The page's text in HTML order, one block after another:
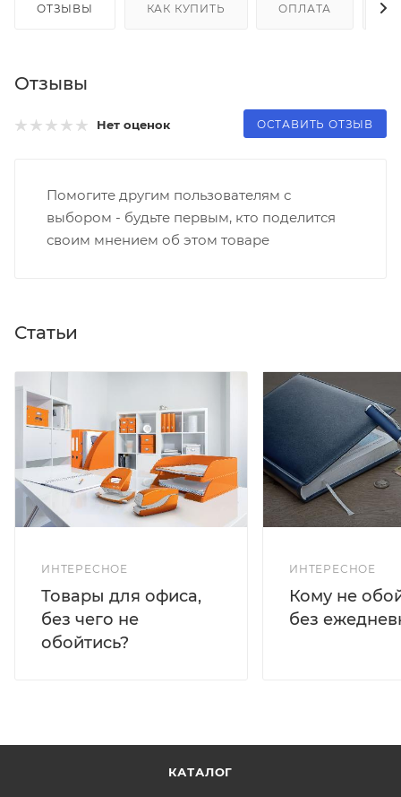
ОТЗЫВЫ КАК КУПИТЬ ОПЛАТА
Отзывы
Нет оценок ОСТАВИТЬ ОТЗЫВ
Помогите другим пользователям с
выбором - будьте первым, кто поделится
своим мнением об этом товаре
Статьи
ИНТЕРЕСНОЕ
Товары для офиса,
без чего не
обойтись?
ИНТЕРЕСНОЕ
Кому не
без
КАТАЛОГ